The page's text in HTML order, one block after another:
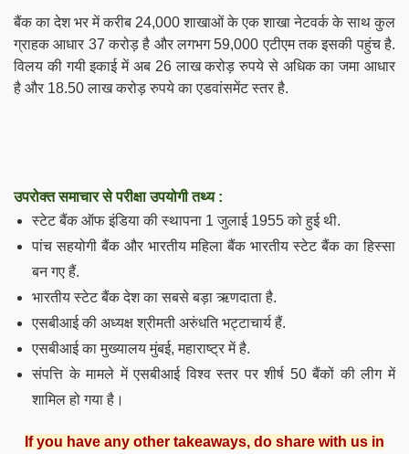
बैंक का देश भर मेंकरीब 24,000 शाखाओं के एक शाखा नेटवर्क के साथ कुल
ग्राहक आधार 37 करोड़ है और लगभग 59,000 एटीएम तक इसकी पहुंच है.
विलय की गयी इकाई में अब 26 लाख करोड़ रुपये से अधिक का जमा आधार
है और 18.50 लाख करोड़ रुपये का एडवांसमेंट स्तर है.
उपरोक्त समाचार से परीक्षा उपयोगी तथ्य :
स्टेट बैंक ऑफ इंडिया की स्थापना 1 जुलाई 1955 को हुई थी.
पांच सहयोगी बैंक और भारतीय महिला बैंक भारतीय स्टेट बैंक का हिस्सा
बन गए हैं.
भारतीय स्टेट बैंक देश का सबसे बड़ा ऋणदाता है.
एसबीआई की अध्यक्ष श्रीमती अरुंधति भट्टाचार्य हैं.
एसबीआई का मुख्यालय मुंबई, महाराष्ट्र में है.
संपत्ति के मामले में एसबीआई विश्व स्तर पर शीर्ष 50 बैंकों की लीग में
शामिल हो गया है।
If you have any other takeaways, do share with us in